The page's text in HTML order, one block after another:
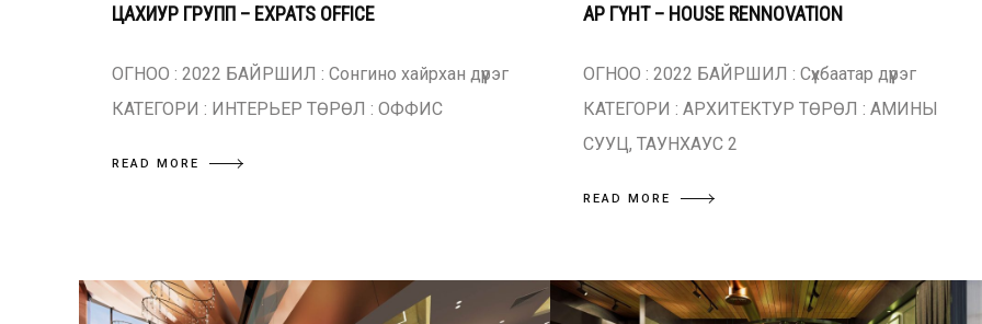
ЦАХИУР ГРУПП – EXPATS OFFICE
ОГНОО : 2022 БАЙРШИЛ : Сонгино хайрхан дүүрэг
КАТЕГОРИ : ИНТЕРЬЕР ТӨРӨЛ : ОФФИС
READ MORE
АР ГҮНТ – HOUSE RENNOVATION
ОГНОО : 2022 БАЙРШИЛ : Сүхбаатар дүүрэг
КАТЕГОРИ : АРХИТЕКТУР ТӨРӨЛ : АМИНЫ
СУУЦ, ТАУНХАУС 2
READ MORE